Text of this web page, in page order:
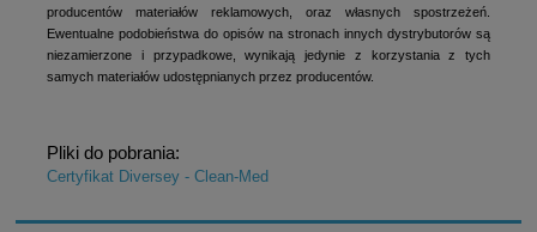
producentów materiałów reklamowych, oraz własnych spostrzeżeń.
Ewentualne podobieństwa do opisów na stronach innych dystrybutorów są
niezamierzone i przypadkowe, wynikają jedynie z korzystania z tych
samych materiałów udostępnianych przez producentów.
Pliki do pobrania:
Certyfikat Diversey - Clean-Med